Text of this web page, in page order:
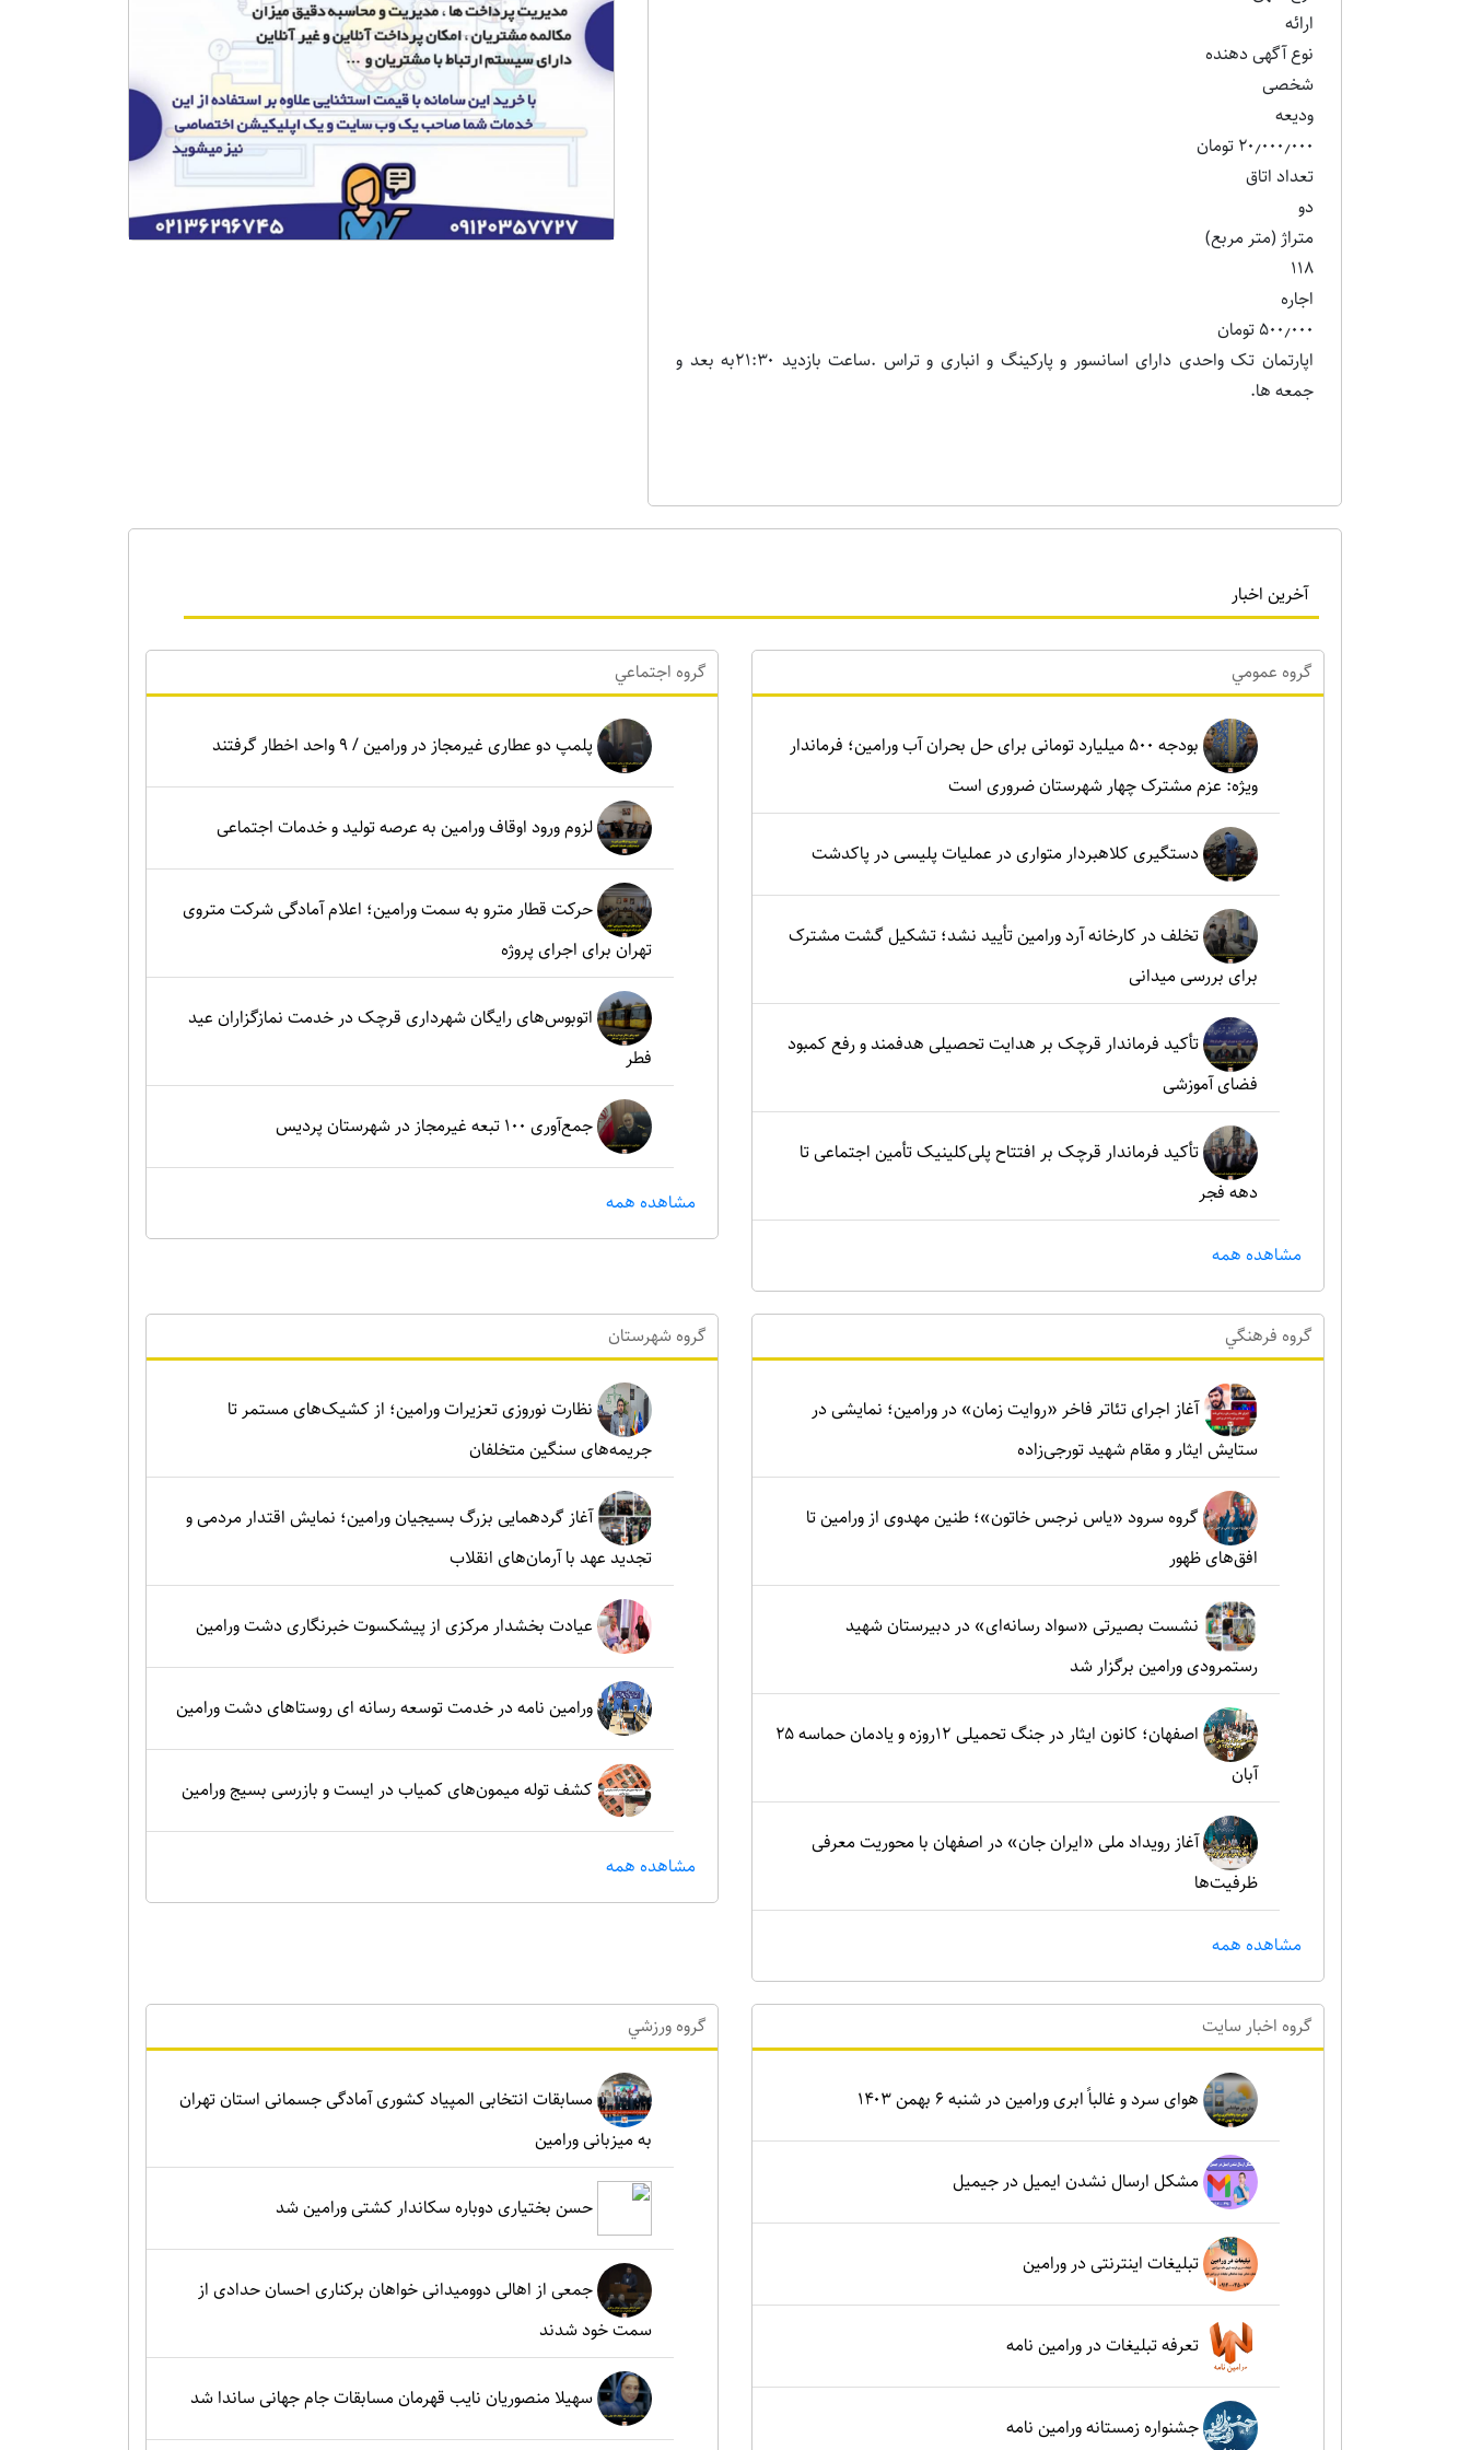
ارائه
نوع آگهی دهنده
شخصی
ودیعه
۲۰٫۰۰۰٫۰۰۰ تومان
تعداد اتاق
دو
متراژ (متر مربع)
۱۱۸
اجاره
۵۰۰٫۰۰۰ تومان
اپارتمان تک واحدی دارای اسانسور و پارکینگ و انباری و تراس .ساعت بازدید ۲۱:۳۰به بعد و
جمعه ها.
آخرین اخبار
گروه عمومي
بودجه ۵۰۰ میلیارد تومانی برای حل بحران آب ورامین؛ فرماندار
ویژه: عزم مشترک چهار شهرستان ضروری است
دستگیری کلاهبردار متواری در عملیات پلیسی در پاکدشت
تخلف در کارخانه آرد ورامین تأیید نشد؛ تشکیل گشت مشترک
برای بررسی میدانی
تأکید فرماندار قرچک بر هدایت تحصیلی هدفمند و رفع کمبود
فضای آموزشی
تأکید فرماندار قرچک بر افتتاح پلی‌کلینیک تأمین اجتماعی تا
دهه فجر
مشاهده همه
گروه اجتماعي
پلمپ دو عطاری غیرمجاز در ورامین / ۹ واحد اخطار گرفتند
لزوم ورود اوقاف ورامین به عرصه تولید و خدمات اجتماعی
حرکت قطار مترو به سمت ورامین؛ اعلام آمادگی شرکت متروی
تهران برای اجرای پروژه
اتوبوس‌های رایگان شهرداری قرچک در خدمت نمازگزاران عید
فطر
جمع‌آوری ۱۰۰ تبعه غیرمجاز در شهرستان پردیس
مشاهده همه
گروه فرهنگي
آغاز اجرای تئاتر فاخر «روایت زمان» در ورامین؛ نمایشی در
ستایش ایثار و مقام شهید تورجی‌زاده
گروه سرود «یاس نرجس خاتون»؛ طنین مهدوی از ورامین تا
افق‌های ظهور
نشست بصیرتی «سواد رسانه‌ای» در دبیرستان شهید
رستمرودی ورامین برگزار شد
اصفهان؛ کانون ایثار در جنگ تحمیلی ۱۲روزه و یادمان حماسه ۲۵
آبان
آغاز رویداد ملی «ایران جان» در اصفهان با محوریت معرفی
ظرفیت‌ها
مشاهده همه
گروه شهرستان
نظارت نوروزی تعزیرات ورامین؛ از کشیک‌های مستمر تا
جریمه‌های سنگین متخلفان
آغاز گردهمایی بزرگ بسیجیان ورامین؛ نمایش اقتدار مردمی و
تجدید عهد با آرمان‌های انقلاب
عیادت بخشدار مرکزی از پیشکسوت خبرنگاری دشت ورامین
ورامین نامه در خدمت توسعه رسانه ای روستاهای دشت ورامین
کشف توله میمون‌های کمیاب در ایست و بازرسی بسیج ورامین
مشاهده همه
گروه اخبار سايت
هوای سرد و غالباً ابری ورامین در شنبه ۶ بهمن ۱۴۰۳
مشکل ارسال نشدن ایمیل در جیمیل
تبلیغات اینترنتی در ورامین
تعرفه تبلیغات در ورامین نامه
جشنواره زمستانه ورامین نامه
گروه ورزشي
مسابقات انتخابی المپیاد کشوری آمادگی جسمانی استان تهران
به میزبانی ورامین
حسن بختیاری دوباره سکاندار کشتی ورامین شد
جمعی از اهالی دوومیدانی خواهان برکناری احسان حدادی از
سمت خود شدند
سهیلا منصوریان نایب قهرمان مسابقات جام جهانی ساندا شد